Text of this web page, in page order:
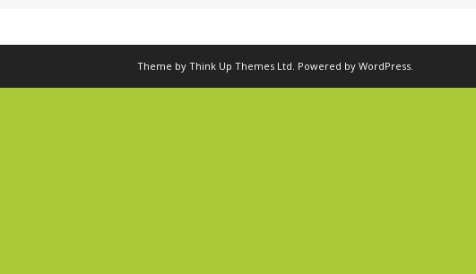
Theme by Think Up Themes Ltd . Powered by WordPress